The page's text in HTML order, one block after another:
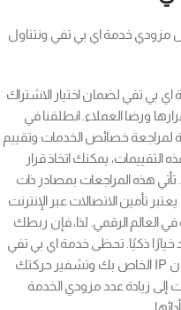
مزودي خدمة اي بي تفي ونتناول
بي تفي لضمان اختيار الاشتراك
ورضا العملاء. انطلقنا في
لمراجعة خصائص الخدمات وتقييم
التقييمات، يمكنك اتخاذ قرار
هذه المراجعات بمصادر ذات
تأمين الاتصالات عبر الإنترنت
في العالم الرقمي. لذا، فإن ربطك
ذكيًا. تحظى خدمة اي بي تفي
بشعبية كبيرة نظرًا لقدرتها على إخفاء عنوان IP الخاص بك وتشفير حركتك
إلى زيادة عدد مزودي الخدمة